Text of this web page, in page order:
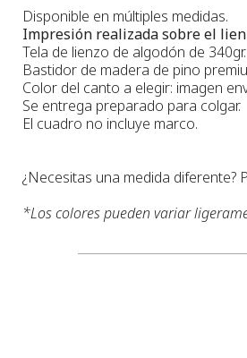
Disponible en múltiples medidas.
Impresión realizada sobre el
Tela de lienzo de algodón de
Bastidor de madera de pino
Color del canto a elegir: imagen
Se entrega preparado para colgar.
El cuadro no incluye marco.
¿Necesitas una medida
*Los colores pueden variar